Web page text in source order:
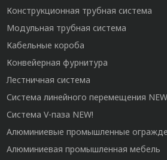
Конструкционная трубная система
Модульная трубная система
Кабельные короба
Конвейерная фурнитура
Лестничная система
Система линейного перемещения
Система V-паза NEW!
Алюминиевые промышленные
Алюминиевая промышленная мебель